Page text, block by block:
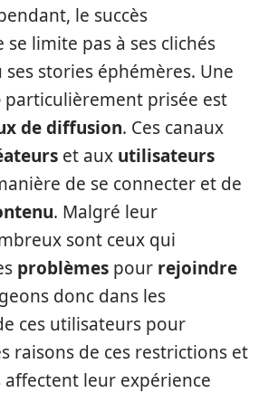
le succès
se limite pas à ses clichés
stories éphémères. Une
particulièrement prisée est
de diffusion. Ces canaux
et aux utilisateurs
de se connecter et de
. Malgré leur
sont ceux qui
problèmes pour rejoindre
donc dans les
ces utilisateurs pour
raisons de ces restrictions et
leur expérience